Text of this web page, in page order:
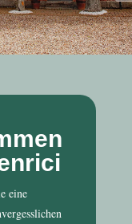
eine